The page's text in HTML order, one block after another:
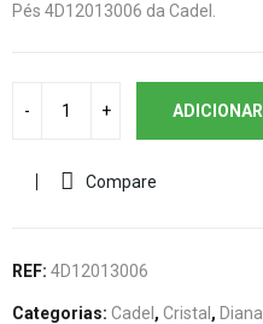
Pés 4D12013006 da Cadel.
ADICIONAR
Compare
REF: 4D12013006
Categorias: Cadel , Cristal , Diana